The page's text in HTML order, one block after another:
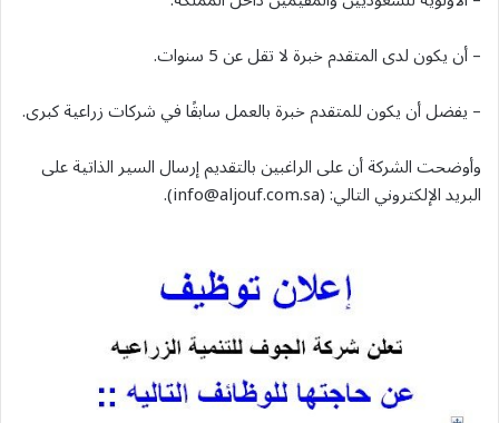
– أن يكون لدى المتقدم خبرة لا تقل عن 5 سنوات.
– يفضل أن يكون للمتقدم خبرة بالعمل سابقًا في شركات زراعية كبرى.
وأوضحت الشركة أن على الراغبين بالتقديم إرسال السير الذاتية على
البريد الإلكتروني التالي: (info@aljouf.com.sa
).